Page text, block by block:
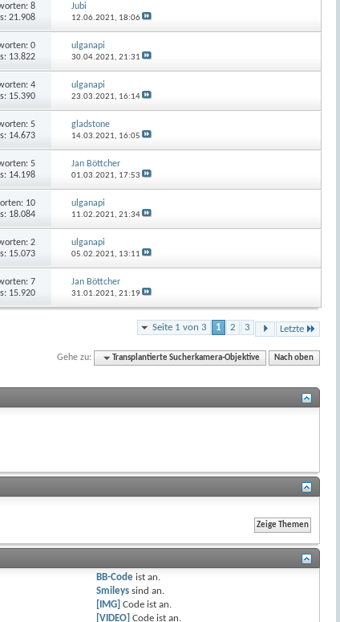
8
21.908
Jubi
12.06.2021, 18:06
0
13.822
ulganapi
30.04.2021,21:31
4
15.390
ulganapi
23.03.2021, 16:14
5
14.673
gladstone
14.03.2021, 16:05
5
14.198
Jan Böttcher
01.03.2021, 17:53
10
18.084
ulganapi
11.02.2021,21:34
2
15.073
ulganapi
05.02.2021, 13:11
7
15.920
Jan Böttcher
31.01.2021,21:19
Seite 1 von 3 1 2 3 Letzte
Gehe zu: Transplantierte Sucherkamera-Objektive Nach oben
BB-Codeist an.
Smileyssind an.
[IMG] Code ist an.
[VIDEO] Code ist an.